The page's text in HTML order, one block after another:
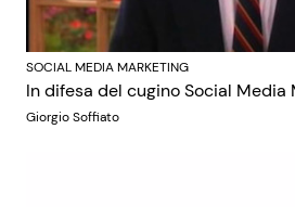
SOCIAL MEDIA MARKETING
In difesa del cugino Social Media
Giorgio Soffiato